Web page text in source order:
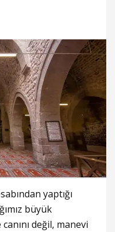
yaptığı
büyük
değil, manevi